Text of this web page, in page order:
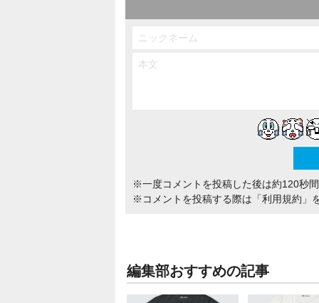
※一度コメントを投稿した後は約120秒
※コメントを投稿する際は 「利用規約」
編集部おすすめの記事